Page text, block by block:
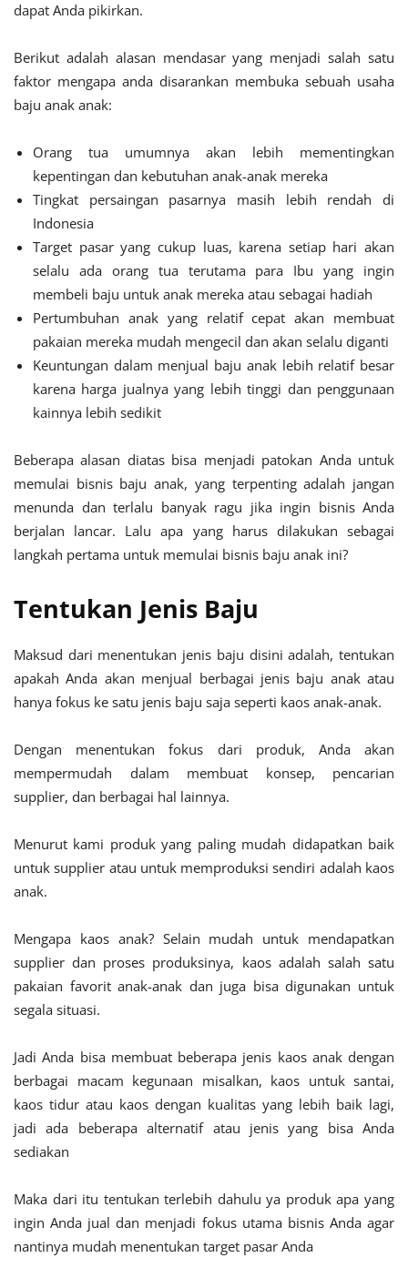
dapat Anda pikirkan.
Berikut adalah alasan mendasar yang menjadi salah satu
faktor mengapa anda disarankan membuka sebuah usaha
baju anak anak:
Orang tua umumnya akan lebih mementingkan
kepentingan dan kebutuhan anak-anak mereka
Tingkat persaingan pasarnya masih lebih rendah di
Indonesia
Target pasar yang cukup luas, karena setiap hari akan
selalu ada orang tua terutama para Ibu yang ingin
membeli baju untuk anak mereka atau sebagai hadiah
Pertumbuhan anak yang relatif cepat akan membuat
pakaian mereka mudah mengecil dan akan selalu diganti
Keuntungan dalam menjual baju anak lebih relatif besar
karena harga jualnya yang lebih tinggi dan penggunaan
kainnya lebih sedikit
Beberapa alasan diatas bisa menjadi patokan Anda untuk
memulai bisnis baju anak, yang terpenting adalah jangan
menunda dan terlalu banyak ragu jika ingin bisnis Anda
berjalan lancar. Lalu apa yang harus dilakukan sebagai
langkah pertama untuk memulai bisnis baju anak ini?
Tentukan Jenis Baju
Maksud dari menentukan jenis baju disini adalah, tentukan
apakah Anda akan menjual berbagai jenis baju anak atau
hanya fokus ke satu jenis baju saja seperti kaos anak-anak.
Dengan menentukan fokus dari produk, Anda akan
mempermudah dalam membuat konsep, pencarian
supplier, dan berbagai hal lainnya.
Menurut kami produk yang paling mudah didapatkan baik
untuk supplier atau untuk memproduksi sendiri adalah kaos
anak.
Mengapa kaos anak? Selain mudah untuk mendapatkan
supplier dan proses produksinya, kaos adalah salah satu
pakaian favorit anak-anak dan juga bisa digunakan untuk
segala situasi.
Jadi Anda bisa membuat beberapa jenis kaos anak dengan
berbagai macam kegunaan misalkan, kaos untuk santai,
kaos tidur atau kaos dengan kualitas yang lebih baik lagi,
jadi ada beberapa alternatif atau jenis yang bisa Anda
sediakan
Maka dari itu tentukan terlebih dahulu ya produk apa yang
ingin Anda jual dan menjadi fokus utama bisnis Anda agar
nantinya mudah menentukan target pasar Anda